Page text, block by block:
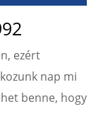
ezért
nap mi
benne, hogy